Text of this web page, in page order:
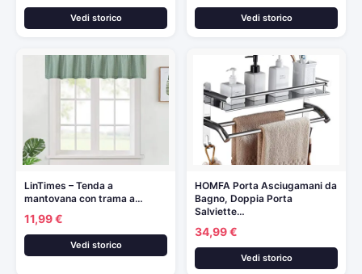
Vedi storico Vedi storico
LinTimes – Tenda a
mantovana con trama a…
11,99 €
Vedi storico
HOMFA Porta Asciugamani da
Bagno, Doppia Porta
Salviette…
34,99 €
Vedi storico